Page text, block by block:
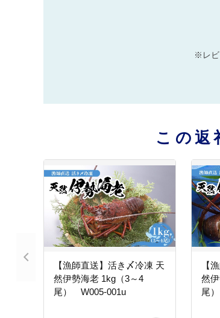
※レビ
この返
【漁師直送】活き〆冷凍 天
然伊勢海老 1kg（3～4
尾） W005-001u
【
然
尾